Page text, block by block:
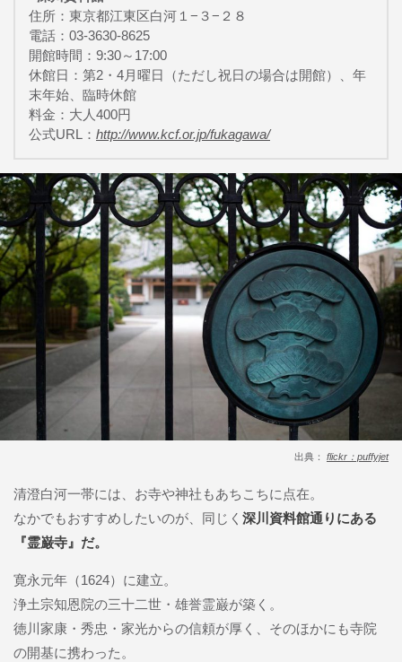
住所：東京都江東区白河１−３−２８
電話：03-3630-8625
開館時間：9:30～17:00
休館日：第2・4月曜日（ただし祝日の場合は開館）、年
末年始、臨時休館
料金：大人400円
公式URL： http://www.kcf.or.jp/fukagawa/
出典： flickr：puffyjet
清澄白河一帯には、お寺や神社もあちこちに点在。
なかでもおすすめしたいのが、同じく 深川資料館通りにある
『霊巌寺』だ。
寛永元年（1624）に建立。
浄土宗知恩院の三十二世・雄誉霊巌が築く。
徳川家康・秀忠・家光からの信頼が厚く、そのほかにも寺院
の開基に携わった。